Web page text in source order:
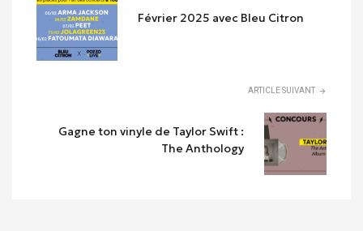
Février 2025 avec Bleu Citron
ARTICLE SUIVANT
Gagne ton vinyle de Taylor Swift :
The Anthology